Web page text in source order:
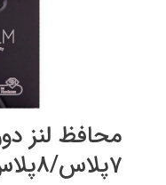
محافظ لنز
7پلاس/8پلاس باسئوس